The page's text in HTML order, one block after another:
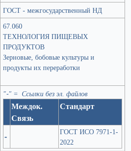
ГОСТ - межгосударственный НД
67.060
ТЕХНОЛОГИЯ ПИЩЕВЫХ
ПРОДУКТОВ
Зерновые, бобовые культуры и
продукты их переработки
"-" = Ссылки без эл. файлов
Междок.
Связь
Стандарт
-
ГОСТ ИСО 7971-1-
2022